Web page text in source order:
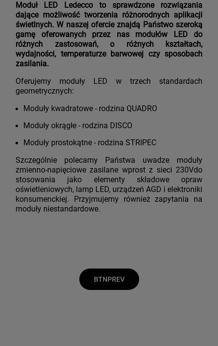
Moduł LED Ledecco to sprawdzone rozwiązania
dające możliwość tworzenia różnorodnych aplikacji
świetlnych. W naszej ofercie znajdą Państwo szeroką
gamę oferowanych przez nas modułów LED do
różnych zastosowań, o różnych kształtach,
wydajności, temperaturze barwowej czy sposobach
zasilania.
Oferujemy moduły LED w trzech standardach
geometrycznych:
Moduły kwadratowe - rodzina QUADRO
Moduły okrągłe - rodzina DISCO
Moduły prostokątne - rodzina STRIPEC
Szczególnie polecamy Państwa uwadze moduły
zmienno-napięciowe zasilane wprost z sieci 230Vdo
stosowania jako elementy składowe opraw
oświetleniowych, lamp LED, urządzeń AGD i elektroniki
konsumenckiej. Przyjmujemy również zapytania na
moduły niestandardowe.
BTNPREV